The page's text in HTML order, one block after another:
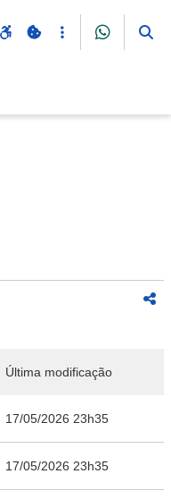
Última modificação
17/05/2026 23h35
17/05/2026 23h35